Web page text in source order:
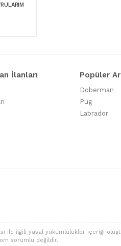
İlanları Popüler
Doberman
Pug
Labrador
ile ilgili yasal yükümlülükler içeriği
sorumlu değildir.